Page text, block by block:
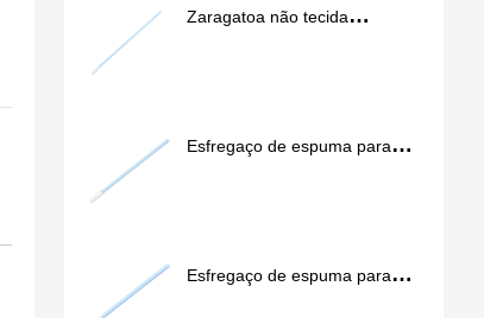
Zaragatoa não tecida
Esfregaço de espuma para
Esfregaço de espuma para